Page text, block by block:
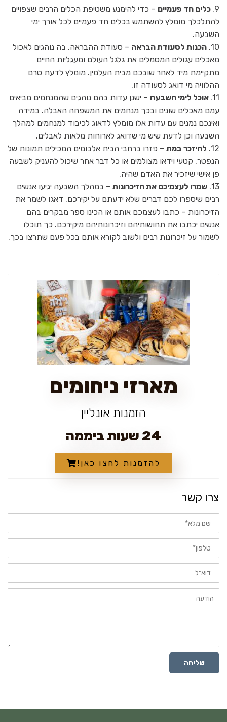
9. כלים חד פעמיים – כדי להימנע משטיפת הכלים הרבים שצפויים
להתלכלך מומלץ להשתמש בכלים חד פעמיים לכל אורך ימי
השבעה.
10. הכנות לסעודת הבראה – סעודת ההבראה, בה נוהגים לאכול
מאכלים עגולים המסמלים את גלגל העולם ומעגליות החיים
מתקיימת מיד לאחר שובכם מבית העלמין. מומלץ לדעת טרם
ההלוויה מי דואג לסעודה זו.
11. אוכל לימי השבעה – ישנן עדות בהם נוהגים שהמנחמים מביאים
עמם מאכלים שונים ובכך מנחמים את המשפחה האבלה. במידה
ואינכם נמנים עם עדות אלו מומלץ לדאוג לכיבוד למנחמים למהלך
השבעה וכן לדעת שיש מי שדואג לארוחות מלאות לאבלים.
12. להיזכר במת – פזרו ברחבי הבית אלבומים המכילים תמונות של
הנפטר, קטעי וידאו מצולמים או כל דבר אחר שיכול להעניק לשבעה
פן אישי שיזכיר את האדם שהיה.
13. שמרו לעצמיכם את הזיכרונות – במהלך השבעה יגיעו אנשים
רבים שיספרו לכם דברים שלא ידעתם על יקירכם. דאגו לשמר את
הזיכרונות – כתבו לעצמכם אותם או הכינו ספר מבקרים בהם
אנשים יכתבו את תחושותיהם וזיכרונותיהם מיקירכם. כך תוכלו
לשמור על זיכרונות רבים ולשוב לקורא אותם בכל פעם שתרצו בכך.
מארזי ניחומים
הזמנות אונליין
24 שעות ביממה
להזמנות לחצו כאן!
צרו קשר
שם
מלא
טלפון
דוא״ל
הודעה
שליחה